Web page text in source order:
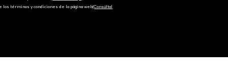
los términos y condiciones de la página web‎(Consúltal